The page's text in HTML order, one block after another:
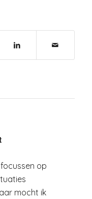
op
mocht ik